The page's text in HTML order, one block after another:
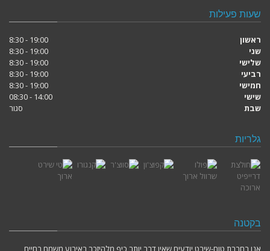
שעות פעילות
ראשון
19:00 - 8:30
שני
19:00 - 8:30
שלישי
19:00 - 8:30
רביעי
19:00 - 8:30
חמישי
19:00 - 8:30
שישי
14:00 - 08:30
שבת
סגור
גלריות
בקטנה
אנו בחברת טום-שירט יודעים שאין דבר יותר כיף מלהיזכר באירוע משמח בחיים